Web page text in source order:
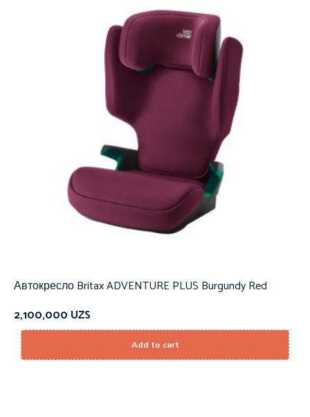
Автокресло Britax ADVENTURE PLUS Burgundy Red
2,100,000 UZS
Add to cart